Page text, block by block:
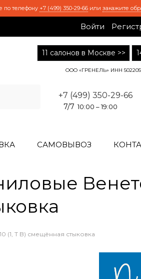
по телефону +7 (499) 350-29-66 или закажите
Войти
11 салонов в Москве >>
ООО «ГРЕНЕЛЬ» ИНН
+7 (499) 350-29-66
7/7 10:00 – 19:00
САМОВЫВОЗ
(1, Т B) смещённая стыковка